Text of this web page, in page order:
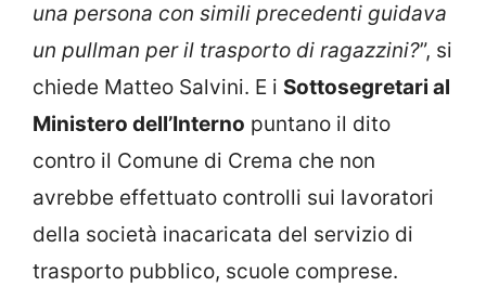
una persona con simili precedenti guidava
un pullman per il trasporto di ragazzini?”, si
chiede Matteo Salvini. E i Sottosegretari al
Ministero dell’Interno puntano il dito
contro il Comune di Crema che non
avrebbe effettuato controlli sui lavoratori
della società inacaricata del servizio di
trasporto pubblico, scuole comprese.